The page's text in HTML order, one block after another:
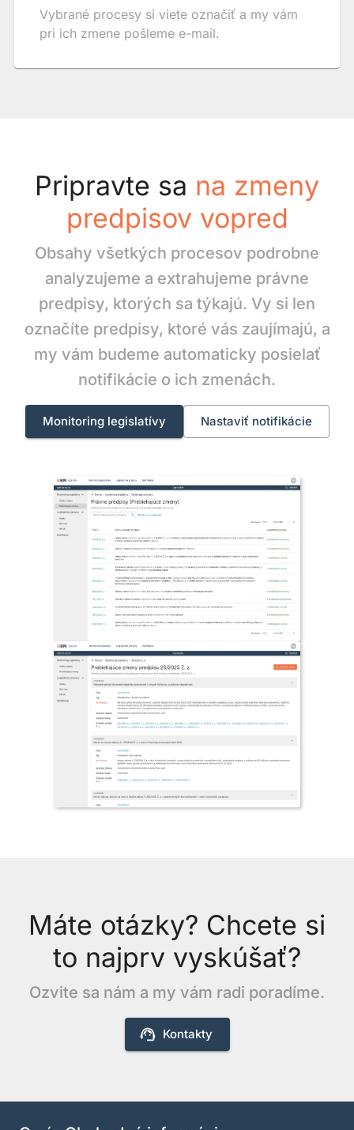
Vybrané procesy si viete označiť a my vám
pri ich zmene pošleme e-mail.
Pripravte sa na zmeny
predpisov vopred
Obsahy všetkých procesov podrobne
analyzujeme a extrahujeme právne
predpisy, ktorých sa týkajú. Vy si len
označíte predpisy, ktoré vás zaujímajú, a
my vám budeme automaticky posielať
notifikácie o ich zmenách.
Monitoring legislatívy Nastaviť notifikácie
Máte otázky? Chcete si
to najprv vyskúšať?
Ozvite sa nám a my vám radi poradíme.
Kontakty